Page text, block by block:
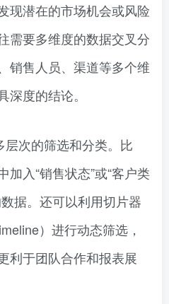
现潜在的市场机会或风险
需要多维度的数据交叉分
销售人员、渠道等多个维
深度的结论。
次的筛选和分类。比
入“销售状态”或“客户类
据。还可以利用切片器
）进行动态筛选，
利于团队合作和报表展